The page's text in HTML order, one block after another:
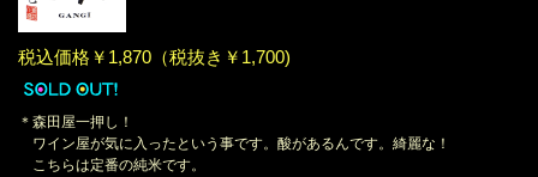
税込価格￥1,870（税抜き￥1,700)
＊森田屋一押し！
ワイン屋が気に入ったという事です。酸があるんです。綺麗な！
こちらは定番の純米です。
16 17 18 19